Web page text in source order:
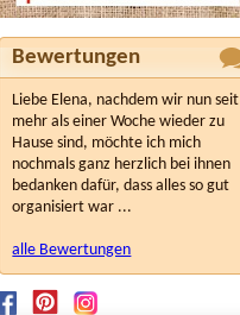
Bewertungen
Liebe Elena, nachdem wir nun seit
mehr als einer Woche wieder zu
Hause sind, möchte ich mich
nochmals ganz herzlich bei ihnen
bedanken dafür, dass alles so gut
organisiert war ...
alle Bewertungen